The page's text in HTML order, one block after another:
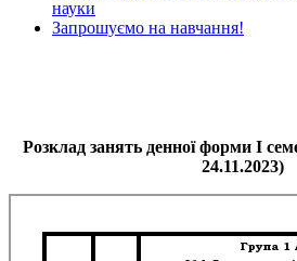
науки
Запрошуємо на навчання!
Розклад занять денної форми І
24.11.2023)